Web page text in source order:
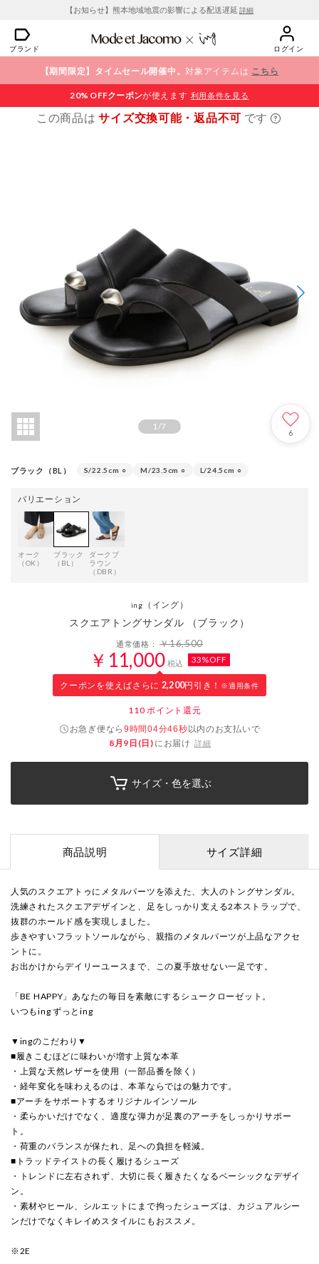
【お知らせ】熊本地域地震の影響による配送遅延 詳細
ブランド ログイン
【期間限定】タイムセール開催中。対象アイテムは こちら
20% OFFクーポンが使えます 利用条件を見る
この商品はサイズ交換可能・返品不可 です
1/7
6
ブラック（BL） S/22.5cm ○ M/23.5cm ○ L/24.5cm ○
バリエーション
オーク
（OK）
ブラック
（BL）
ダークブ
ラウン
（DBR）
ing （イング）
スクエアトングサンダル （ブラック）
通常価格：￥16,500
￥11,000 税込 33%OFF
クーポンを使えばさらに 2,200円引き！ ※適用条件
110 ポイント還元
お急ぎ便なら9時間04分45秒以内のお支払いで
8月9日(日) にお届け 詳細
サイズ・色を選ぶ
商品説明 サイズ詳細
人気のスクエアトゥにメタルパーツを添えた、大人のトングサンダル。
洗練されたスクエアデザインと、足をしっかり支える2本ストラップで、
抜群のホールド感を実現しました。
歩きやすいフラットソールながら、親指のメタルパーツが上品なアクセ
ントに。
お出かけからデイリーユースまで、この夏手放せない一足です。
「BE HAPPY」あなたの毎日を素敵にするシュークローゼット。
いつもing ずっとing
▼ingのこだわり▼
■履きこむほどに味わいが増す上質な本革
・上質な天然レザーを使用（一部品番を除く）
・経年変化を味わえるのは、本革ならではの魅力です。
■アーチをサポートするオリジナルインソール
・柔らかいだけでなく、適度な弾力が足裏のアーチをしっかりサポー
ト。
・荷重のバランスが保たれ、足への負担を軽減。
■トラッドテイストの長く履けるシューズ
・トレンドに左右されず、大切に長く履きたくなるベーシックなデザイ
ン。
・素材やヒール、シルエットにまで拘ったシューズは、カジュアルシー
ンだけでなくキレイめスタイルにもおススメ。
※2E